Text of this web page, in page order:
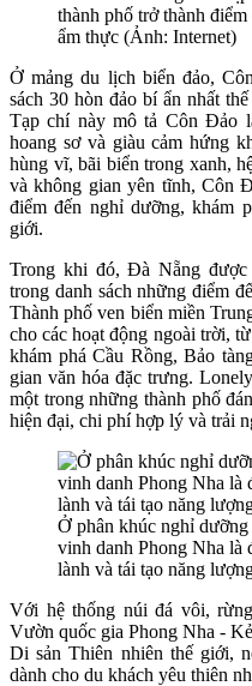
thành phố trở thành
ẩm thực (Ảnh: Internet)
Ở mảng du lịch biển đảo,
sách 30 hòn đảo bí ẩn nhất
Tạp chí này mô tả Côn Đảo
hoang sơ và giàu cảm hứng
hùng vĩ, bãi biển trong xanh,
và không gian yên tĩnh, Côn
điểm đến nghỉ dưỡng, khám
giới.
Trong khi đó, Đà Nẵng
trong danh sách những điểm
Thành phố ven biển miền
cho các hoạt động ngoài trời,
khám phá Cầu Rồng, Bảo
gian văn hóa đặc trưng.
một trong những thành phố
hiện đại, chi phí hợp lý và trải
Ở phân khúc nghỉ
vinh danh Phong Nha là
lành và tái tạo năng
Với hệ thống núi đá vôi,
Vườn quốc gia Phong Nha -
Di sản Thiên nhiên thế giới,
dành cho du khách yêu thiên